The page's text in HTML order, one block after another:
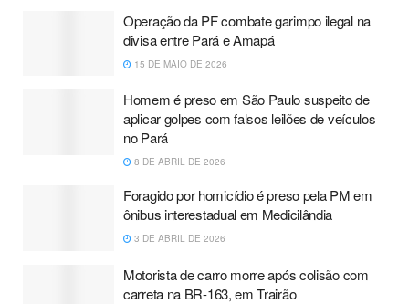
Operação da PF combate garimpo ilegal na
divisa entre Pará e Amapá
15 DE MAIO DE 2026
Homem é preso em São Paulo suspeito de
aplicar golpes com falsos leilões de veículos
no Pará
8 DE ABRIL DE 2026
Foragido por homicídio é preso pela PM em
ônibus interestadual em Medicilândia
3 DE ABRIL DE 2026
Motorista de carro morre após colisão com
carreta na BR-163, em Trairão